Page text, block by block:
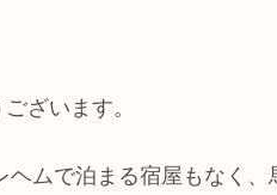
ざいます。
ヘムで泊まる宿屋もなく